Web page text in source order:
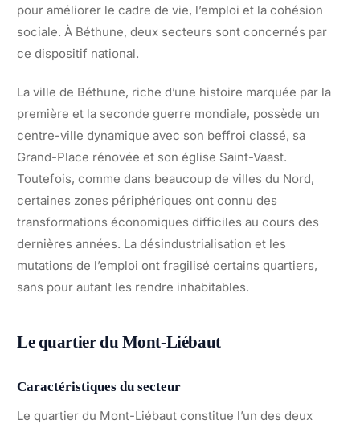
pour améliorer le cadre de vie, l’emploi et la cohésion
sociale. À Béthune, deux secteurs sont concernés par
ce dispositif national.
La ville de Béthune, riche d’une histoire marquée par la
première et la seconde guerre mondiale, possède un
centre-ville dynamique avec son beffroi classé, sa
Grand-Place rénovée et son église Saint-Vaast.
Toutefois, comme dans beaucoup de villes du Nord,
certaines zones périphériques ont connu des
transformations économiques difficiles au cours des
dernières années. La désindustrialisation et les
mutations de l’emploi ont fragilisé certains quartiers,
sans pour autant les rendre inhabitables.
Le quartier du Mont-Liébaut
Caractéristiques du secteur
Le quartier du Mont-Liébaut constitue l’un des deux